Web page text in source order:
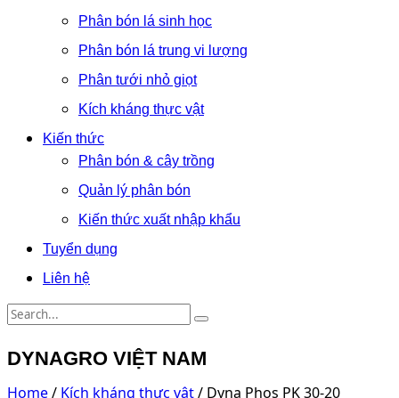
Phân bón lá sinh học
Phân bón lá trung vi lượng
Phân tưới nhỏ giọt
Kích kháng thực vật
Kiến thức
Phân bón & cây trồng
Quản lý phân bón
Kiến thức xuất nhập khẩu
Tuyển dụng
Liên hệ
DYNAGRO VIỆT NAM
Home/ Kích kháng thực vật/ Dyna Phos PK 30-20